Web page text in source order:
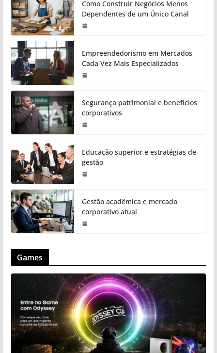
Como Construir Negócios Menos
Dependentes de um Único Canal
Empreendedorismo em Mercados
Cada Vez Mais Especializados
Segurança patrimonial e benefícios
corporativos
Educação superior e estratégias de
gestão
Gestão acadêmica e mercado
corporativo atual
Games